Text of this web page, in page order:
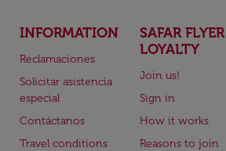
INFORMATION
Reclamaciones
Solicitar asistencia
especial
Contáctanos
Travel conditions
SAFAR FLYER
LOYALTY
Join us!
Sign in
How it works
Reasons to join